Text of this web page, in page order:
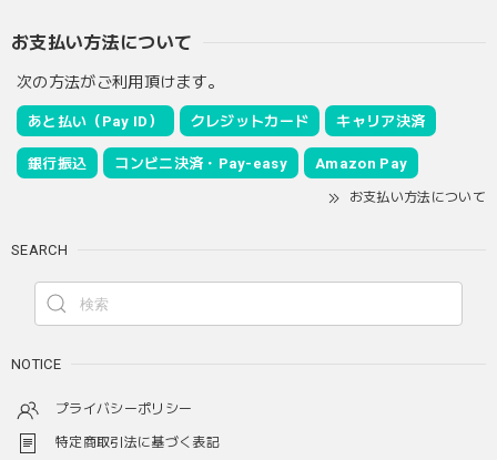
お支払い方法について
次の方法がご利用頂けます。
あと払い（Pay ID） クレジットカード キャリア決済
銀行振込 コンビニ決済・Pay-easy Amazon Pay
お支払い方法について
SEARCH
NOTICE
プライバシーポリシー
特定商取引法に基づく表記